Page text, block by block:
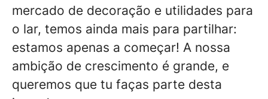
mercado de decoração e utilidades para
o lar, temos ainda mais para partilhar:
estamos apenas a começar! A nossa
ambição de crescimento é grande, e
queremos que tu faças parte desta